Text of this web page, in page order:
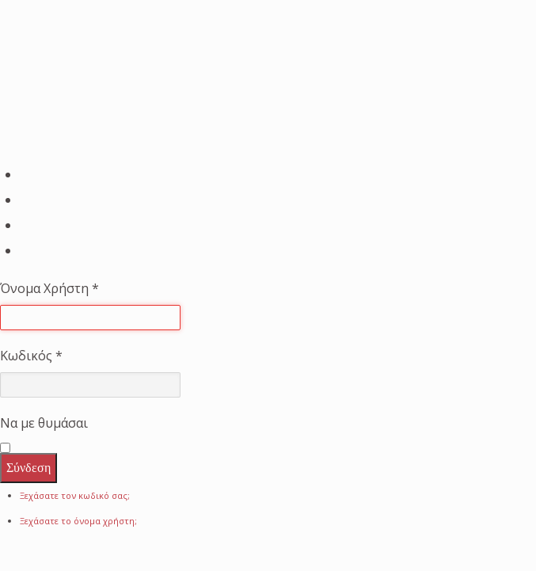
Όνομα Χρήστη *
Κωδικός *
Να με θυμάσαι
Σύνδεση
Ξεχάσατε τον κωδικό σας;
Ξεχάσατε το όνομα χρήστη;